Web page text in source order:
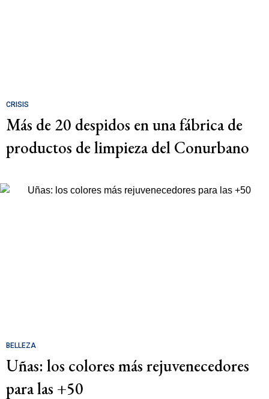
CRISIS
Más de 20 despidos en una fábrica de
productos de limpieza del Conurbano
BELLEZA
Uñas: los colores más rejuvenecedores
para las +50